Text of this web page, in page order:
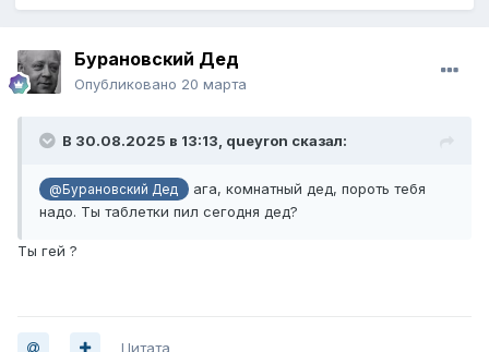
Бурановский Дед
Опубликовано 20 марта
В 30.08.2025 в 13:13, queyron сказал:
@Бурановский Дед
ага, комнатный дед, пороть тебя
надо. Ты таблетки пил сегодня дед?
Ты гей ?
Цитата